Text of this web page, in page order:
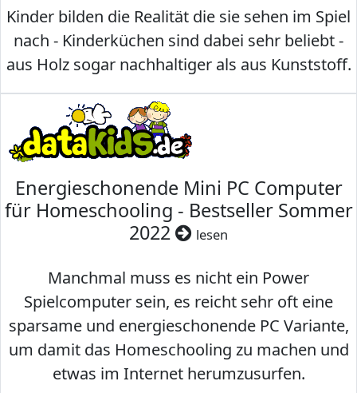
Kinder bilden die Realität die sie sehen im Spiel
nach - Kinderküchen sind dabei sehr beliebt -
aus Holz sogar nachhaltiger als aus Kunststoff.
Energieschonende Mini PC Computer
für Homeschooling - Bestseller Sommer
2022
lesen
Manchmal muss es nicht ein Power
Spielcomputer sein, es reicht sehr oft eine
sparsame und energieschonende PC Variante,
um damit das Homeschooling zu machen und
etwas im Internet herumzusurfen.